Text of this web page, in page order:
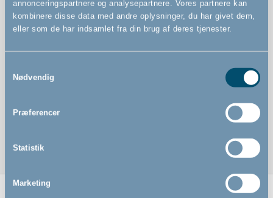
annonceringspartnere og analysepartnere. Vores partnere kan
kombinere disse data med andre oplysninger, du har givet dem,
eller som de har indsamlet fra din brug af deres tjenester.
Nødvendig
Præferencer
Statistik
Marketing